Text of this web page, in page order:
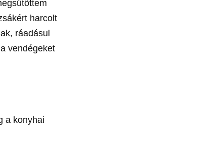
harcolt
ráadásul
vendégeket
a konyhai